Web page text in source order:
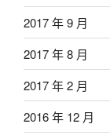
2017 年 9 月
2017 年 8 月
2017 年 2 月
2016 年 12 月